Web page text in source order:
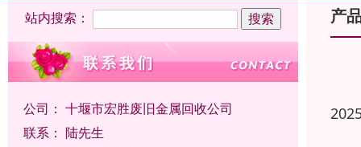
站内搜索：
公司： 十堰市宏胜废旧金属回收公司
联系： 陆先生
产